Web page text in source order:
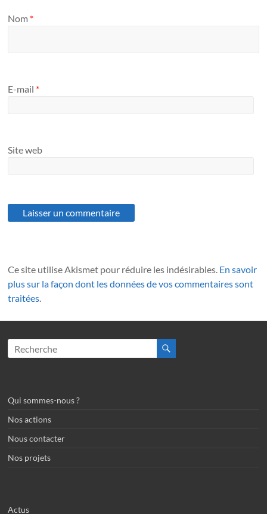
Nom *
E-mail *
Site web
Ce site utilise Akismet pour réduire les indésirables. En savoir
plus sur la façon dont les données de vos commentaires sont
traitées.
Qui sommes-nous ?
Nos actions
Nous contacter
Nos projets
Actus